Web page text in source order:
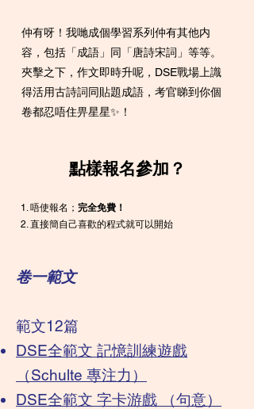
仲有呀！我哋成個學習系列仲有其他内
容，包括「成語」同「唐詩宋詞」等等。
夾擊之下，作文即時升呢，DSE戰場上識
得活用古詩詞同貼題成語，考官睇到你個
卷都忍唔住畀星星✨！
點樣報名參加？
唔使報名； 完全免費！
直接簡自己喜歡的程式就可以開始
卷一範文
範文12篇
DSE全範文 記憶訓練遊戲
（Schulte 專注力）
DSE全範文 字卡游戲 （句意）